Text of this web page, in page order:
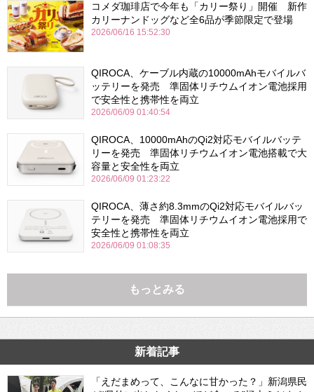
コメダ珈琲店で今年も「カリー祭り」開催 新作
カリーナンドッグなど全6品が季節限定で登場
2026/06/16 15:52:30
QIROCA、ケーブル内蔵の10000mAhモバイルバ
ッテリーを発売 準固体リチウムイオン電池採用
で安全性と携帯性を両立
2026/06/09 01:40:54
QIROCA、10000mAhのQi2対応モバイルバッテ
リーを発売 準固体リチウムイオン電池搭載で大
容量と安全性を両立
2026/06/09 01:23:22
QIROCA、薄さ約8.3mmのQi2対応モバイルバッ
テリーを発売 準固体リチウムイオン電池採用で
安全性と携帯性を両立
2026/06/09 01:08:35
もっとみる
新着記事
「えだまめって、こんなに甘かった？」新潟県民